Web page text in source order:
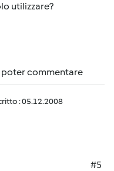
utilizzare?
poter commentare
: 05.12.2008
#5